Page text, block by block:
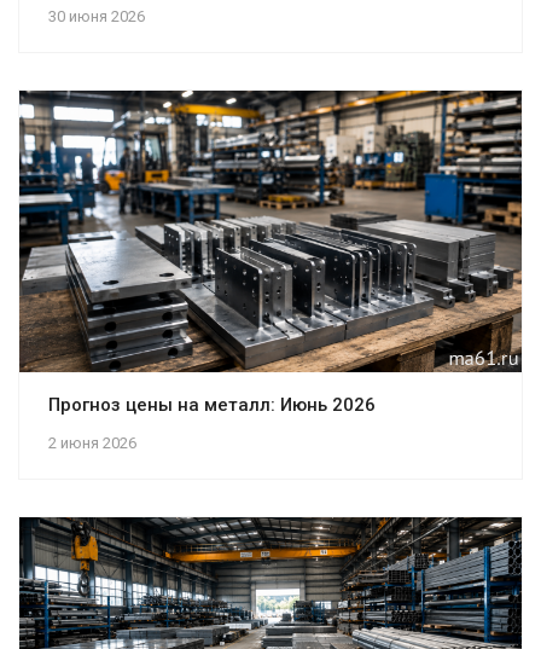
30 июня 2026
2 июня 2026
Прогноз цены на металл: Июнь 2026